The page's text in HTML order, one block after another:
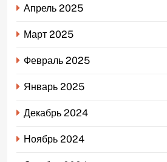
Апрель 2025
Март 2025
Февраль 2025
Январь 2025
Декабрь 2024
Ноябрь 2024